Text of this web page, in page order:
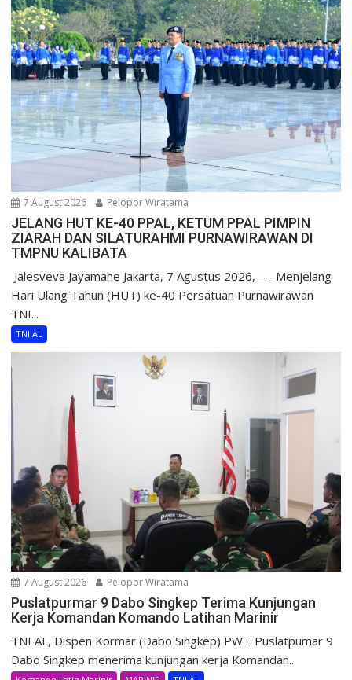
7 August 2026 Pelopor Wiratama
JELANG HUT KE-40 PPAL, KETUM PPAL PIMPIN
ZIARAH DAN SILATURAHMI PURNAWIRAWAN DI
TMPNU KALIBATA
​ Jalesveva Jayamahe Jakarta, 7 Agustus 2026,—- Menjelang
Hari Ulang Tahun (HUT) ke-40 Persatuan Purnawirawan
TNI...
TNI AL
7 August 2026 Pelopor Wiratama
Puslatpurmar 9 Dabo Singkep Terima Kunjungan
Kerja Komandan Komando Latihan Marinir
TNI AL, Dispen Kormar (Dabo Singkep) PW : Puslatpumar 9
Dabo Singkep menerima kunjungan kerja Komandan...